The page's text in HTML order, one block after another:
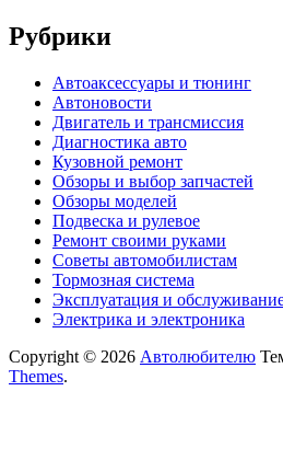
Рубрики
Автоаксессуары и тюнинг
Автоновости
Двигатель и трансмиссия
Диагностика авто
Кузовной ремонт
Обзоры и выбор запчастей
Обзоры моделей
Подвеска и рулевое
Ремонт своими руками
Советы автомобилистам
Тормозная система
Эксплуатация и
Электрика и электроника
Copyright © 2026 Автолюбителю
Themes.